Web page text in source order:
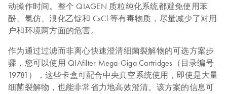
动操作时间。整个 QIAGEN 质粒纯化系统都避免使用苯
酚、氯仿、溴化乙锭和 CsCl 等有毒物质，尽量减少了对用
户和环境两方面的危害。
作为通过过滤而非离心快速澄清细菌裂解物的可选方案步
骤，您可以使用 QIAfilter Mega-Giga Cartridges（目录编号
19781），这些卡盒可配合中央真空系统使用，即使是大量
细菌裂解物，也能非常省力地高效澄清。该方案的信息可